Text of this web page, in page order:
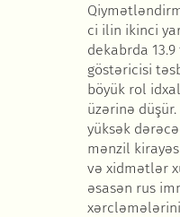
ci ilin ikinci
dekabrda
göstəricisi
böyük rol
üzərinə
yüksək
mənzil
və xidmətlər
əsasən rus